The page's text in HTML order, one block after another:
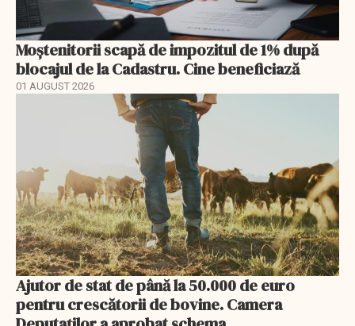
Moștenitorii scapă de impozitul de 1% după
blocajul de la Cadastru. Cine beneficiază
01 AUGUST 2026
Ajutor de stat de până la 50.000 de euro
pentru crescătorii de bovine. Camera